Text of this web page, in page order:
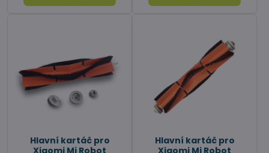
Hlavní kartáč pro
Xiaomi Mi Robot
Hlavní kartáč pro
Xiaomi Mi Robot